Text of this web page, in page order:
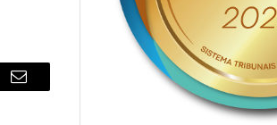
E-